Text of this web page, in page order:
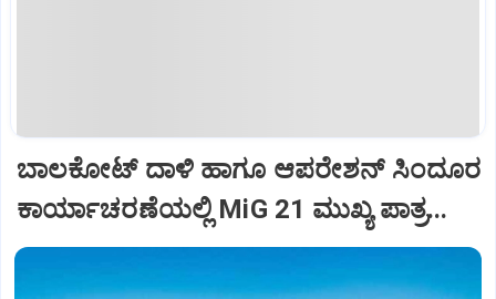
ಬಾಲಕೋಟ್‌ ದಾಳಿ ಹಾಗೂ ಆಪರೇಶನ್‌ ಸಿಂದೂರ
ಕಾರ್ಯಾಚರಣೆಯಲ್ಲಿ MiG 21 ಮುಖ್ಯ ಪಾತ್ರ...